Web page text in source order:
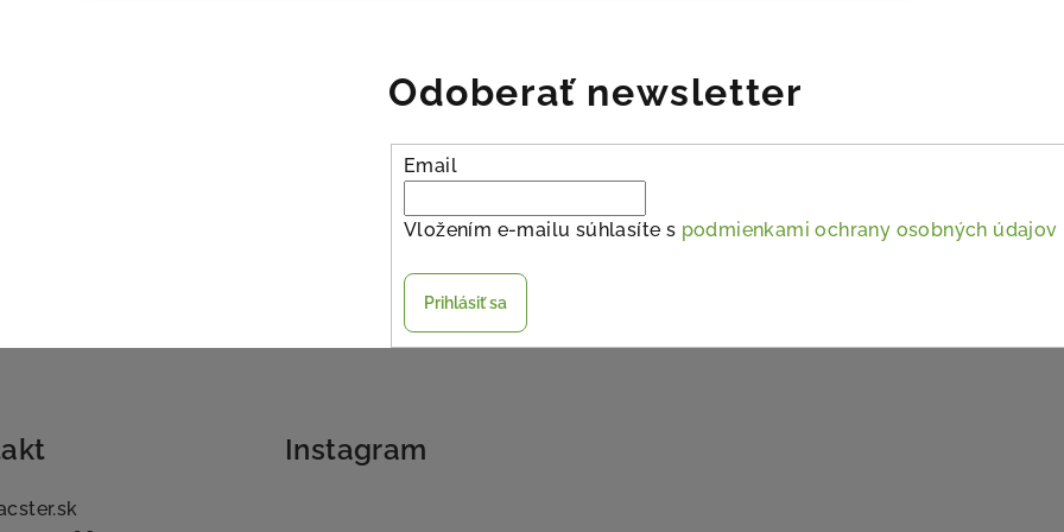
Odoberať newsletter
Email
Vložením e-mailu súhlasíte s podmienkami ochrany osobných údajov
Prihlásiť sa
Instagram